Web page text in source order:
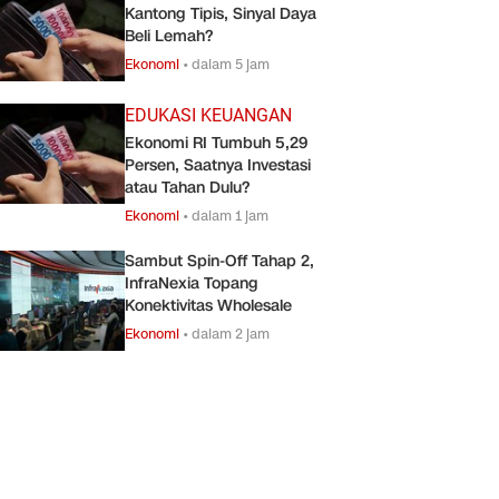
Kantong Tipis, Sinyal Daya
Beli Lemah?
Ekonomi •dalam 5 jam
EDUKASI KEUANGAN
Ekonomi RI Tumbuh 5,29
Persen, Saatnya Investasi
atau Tahan Dulu?
Ekonomi •dalam 1 jam
Sambut Spin-Off Tahap 2,
InfraNexia Topang
Konektivitas Wholesale
Ekonomi •dalam 2 jam